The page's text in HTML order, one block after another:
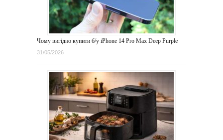
Чому вигідно купити б/у iPhone 14 Pro Max Deep Purple
31/05/2026